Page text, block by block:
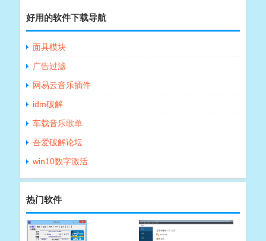
好用的软件下载导航
面具模块
广告过滤
网易云音乐插件
idm破解
车载音乐歌单
吾爱破解论坛
win10数字激活
热门软件